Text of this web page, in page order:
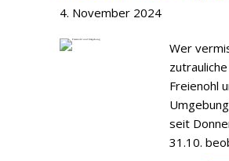
4. November 2024
Wer
Freienohl
seit
31.10.